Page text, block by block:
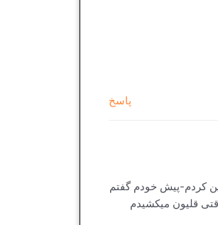
پاسخ
کردم-پیش خودم گفتم
قلیون میکشیدم